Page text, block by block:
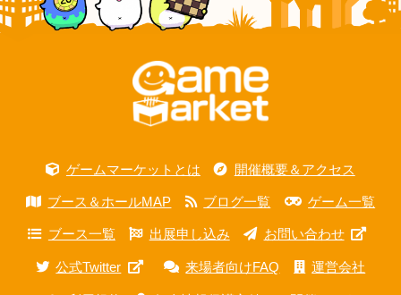
ゲームマーケットとは 開催概要＆アクセス
ブース＆ホールMAP ブログ一覧 ゲーム一覧
ブース一覧 出展申し込み お問い合わせ
公式Twitter 来場者向けFAQ 運営会社